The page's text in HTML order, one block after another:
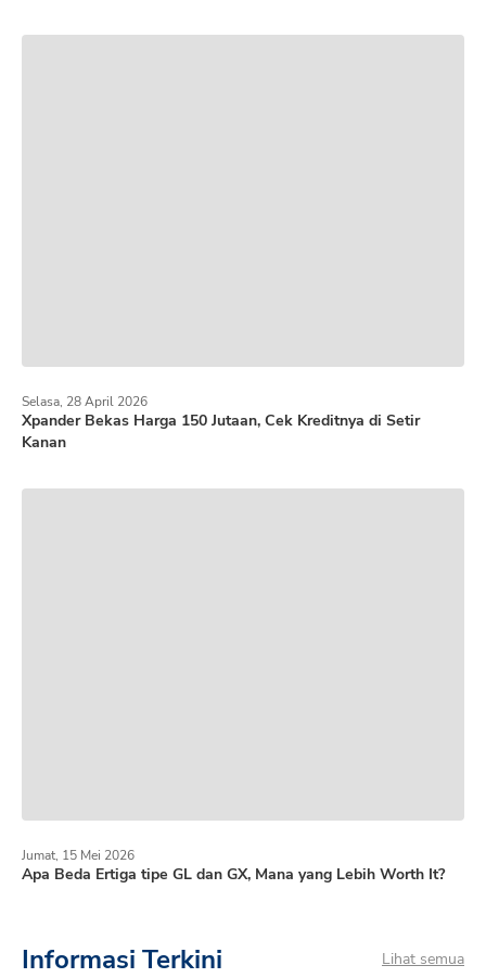
Xpander Bekas Harga 150 Jutaan, Cek Kreditnya di Setir
Kanan
Selasa, 28 April 2026
Apa Beda Ertiga tipe GL dan GX, Mana yang Lebih Worth It?
Jumat, 15 Mei 2026
Informasi Terkini Lihat semua